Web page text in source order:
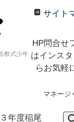
軟式少年
サイト
HP問合せ
はインス
らお気軽
マネー
年度稲尾
検